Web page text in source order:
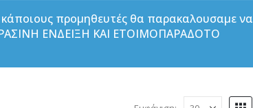
προμηθευτές θα παρακαλουσαμε να
ΕΝΔΕΙΞΗ ΚΑΙ ΕΤΟΙΜΟΠΑΡΑΔΟΤΟ